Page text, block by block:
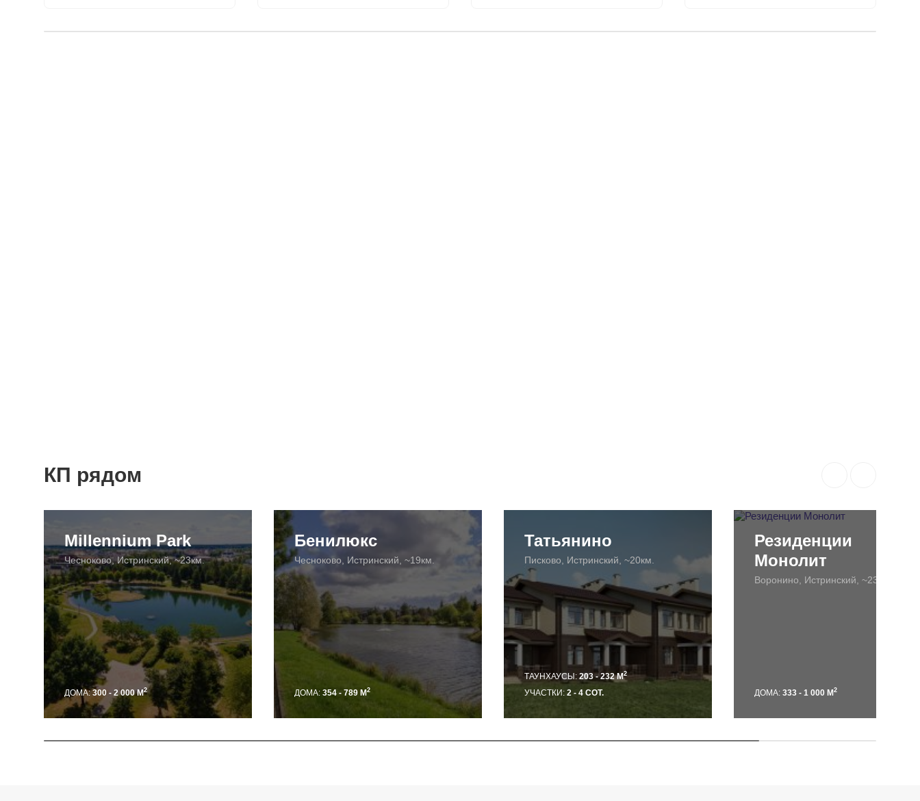
КП рядом
Millennium Park
Чесноково, Истринский, ~23км.
ДОМА:300 - 2 000 М2
Бенилюкс
Чесноково, Истринский, ~19км.
ДОМА: 354 - 789 М 2
Татьянино
Писково, Истринский, ~20км.
ТАУНХАУСЫ: 203 - 232 М2
УЧАСТКИ: 2 - 4 СОТ.
Резиденции
Монолит
Воронино, Истринский, ~23км.
ДОМА: 333 - 1 000 М 2